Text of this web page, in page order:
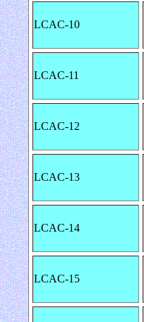
LCAC-10
LCAC-11
LCAC-12
LCAC-13
LCAC-14
LCAC-15